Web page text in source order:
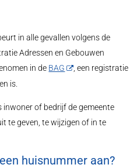
in alle gevallen volgens de
Adressen en Gebouwen
in de BAG
, een registratie
is.
inwoner of bedrijf de gemeente
te geven, te wijzigen of in te
huisnummer aan?